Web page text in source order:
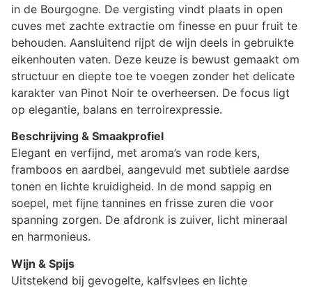
in de Bourgogne. De vergisting vindt plaats in open
cuves met zachte extractie om finesse en puur fruit te
behouden. Aansluitend rijpt de wijn deels in gebruikte
eikenhouten vaten. Deze keuze is bewust gemaakt om
structuur en diepte toe te voegen zonder het delicate
karakter van Pinot Noir te overheersen. De focus ligt
op elegantie, balans en terroirexpressie.
Beschrijving & Smaakprofiel
Elegant en verfijnd, met aroma’s van rode kers,
framboos en aardbei, aangevuld met subtiele aardse
tonen en lichte kruidigheid. In de mond sappig en
soepel, met fijne tannines en frisse zuren die voor
spanning zorgen. De afdronk is zuiver, licht mineraal
en harmonieus.
Wijn & Spijs
Uitstekend bij gevogelte, kalfsvlees en lichte